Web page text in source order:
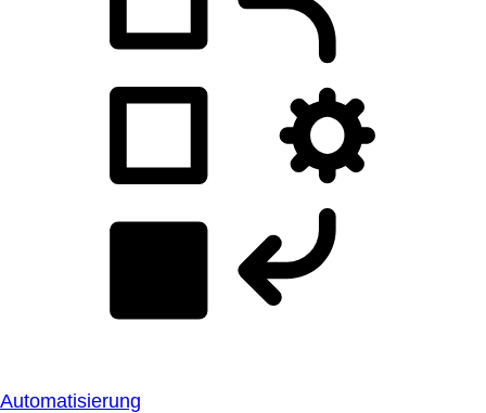
Automatisierung